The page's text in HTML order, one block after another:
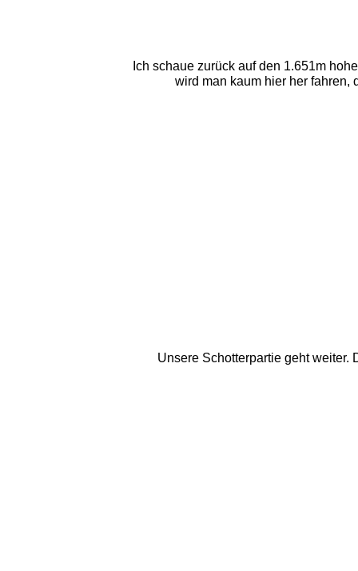
Ich schaue zurück auf den 1.651m
wird man kaum hier her fahren,
Unsere Schotterpartie geht weiter.